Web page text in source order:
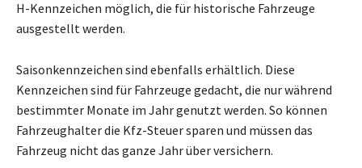
H-Kennzeichen möglich, die für historische Fahrzeuge
ausgestellt werden.
Saisonkennzeichen sind ebenfalls erhältlich. Diese
Kennzeichen sind für Fahrzeuge gedacht, die nur während
bestimmter Monate im Jahr genutzt werden. So können
Fahrzeughalter die Kfz-Steuer sparen und müssen das
Fahrzeug nicht das ganze Jahr über versichern.